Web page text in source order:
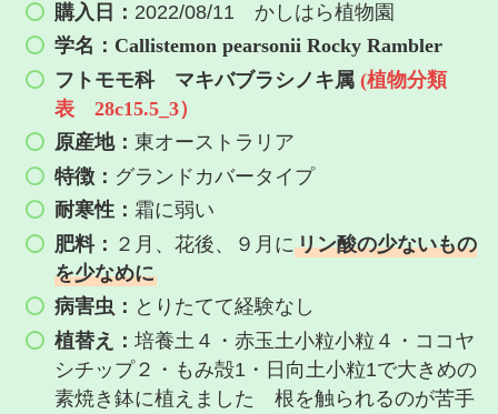
購入日： 2022/08/11 かしはら植物園
学名：Callistemon pearsonii Rocky Rambler
フトモモ科 マキバブラシノキ属 (植物分類
表 28c15.5_3）
原産地：東オーストラリア
特徴： グランドカバータイプ
耐寒性：霜に弱い
肥料： ２月、花後、９月にリン酸の少ないもの
を少なめに
病害虫： とりたてて経験なし
植替え：培養土４・赤玉土小粒小粒４・ココヤ
シチップ２・もみ殻1・日向土小粒1で大きめの
素焼き鉢に植えました 根を触られるのが苦手